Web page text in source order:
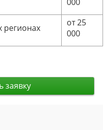
000
регионах
от 25
000
заявку